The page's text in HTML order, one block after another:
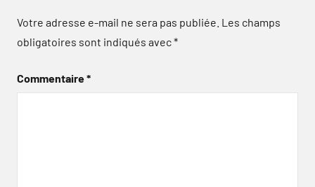
Votre adresse e-mail ne sera pas publiée. Les champs
obligatoires sont indiqués avec*
Commentaire*